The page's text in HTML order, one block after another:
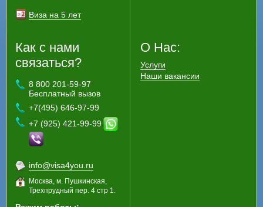
Виза на 5 лет
Как с нами
связаться?
8 800 201-59-97
Бесплатный вызов
+7(495) 646-97-99
+7 (925) 421-99-99
info@visa4you.ru
Москва, м. Пушкинская,
Трехпрудный пер. 4 стр 1.
О Нас:
Услуги
Наши вакансии